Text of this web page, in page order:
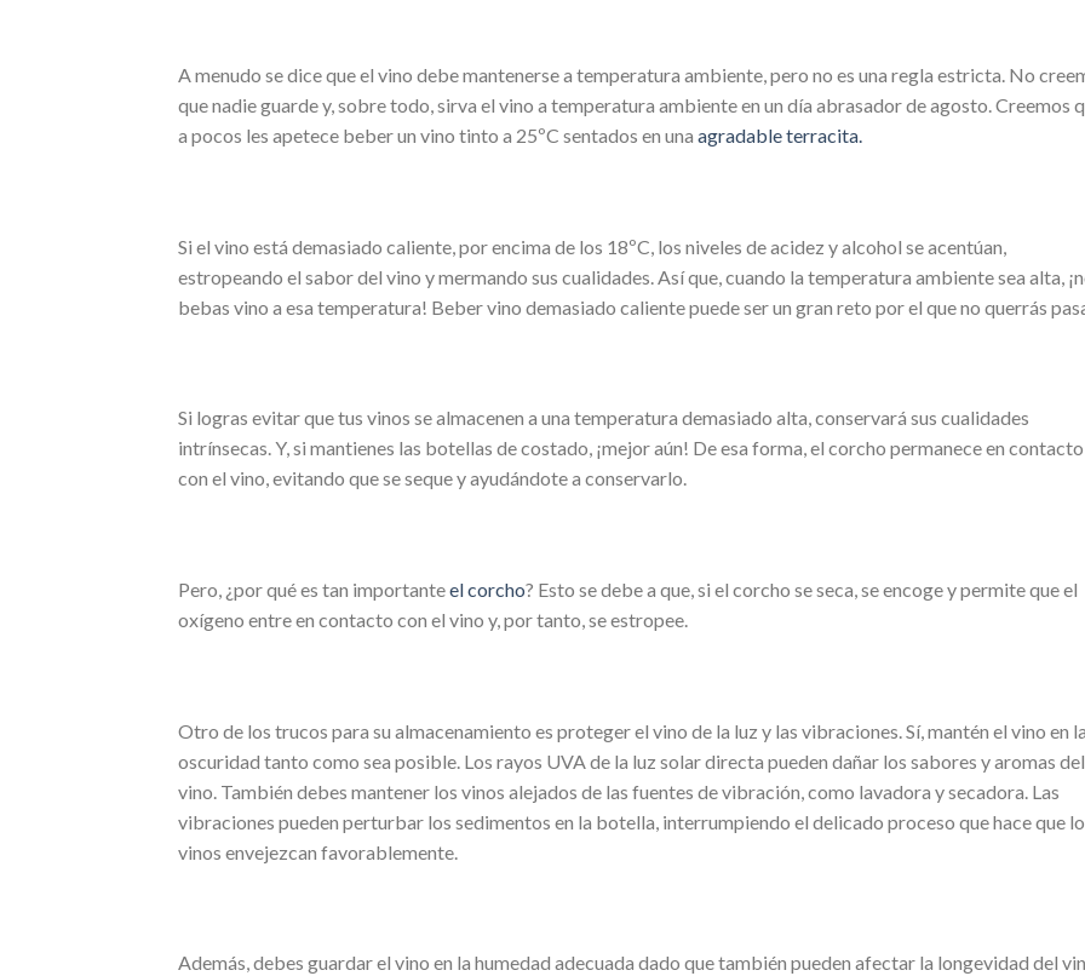
A menudo se dice que el vino debe mantenerse a temperatura ambiente, pero no es una regla estricta. No
que nadie guarde y, sobre todo, sirva el vino a temperatura ambiente en un día abrasador de agosto. Creemos
a pocos les apetece beber un vino tinto a 25ºC sentados en una agradable terracita.
Si el vino está demasiado caliente, por encima de los 18ºC, los niveles de acidez y alcohol se acentúan,
estropeando el sabor del vino y mermando sus cualidades. Así que, cuando la temperatura ambiente sea alta,
bebas vino a esa temperatura! Beber vino demasiado caliente puede ser un gran reto por el que no querrás
Si logras evitar que tus vinos se almacenen a una temperatura demasiado alta, conservará sus cualidades
intrínsecas. Y, si mantienes las botellas de costado, ¡mejor aún! De esa forma, el corcho permanece en contacto
con el vino, evitando que se seque y ayudándote a conservarlo.
Pero, ¿por qué es tan importanteel corcho? Esto se debe a que, si el corcho se seca, se encoge y permite que el
oxígeno entre en contacto con el vino y, por tanto, se estropee.
Otro de los trucos para su almacenamiento es proteger el vino de la luz y las vibraciones. Sí, mantén el vino en la
oscuridad tanto como sea posible. Los rayos UVA de la luz solar directa pueden dañar los sabores y aromas del
vino. También debes mantener los vinos alejados de las fuentes de vibración, como lavadora y secadora. Las
vibraciones pueden perturbar los sedimentos en la botella, interrumpiendo el delicado proceso que hace que
vinos envejezcan favorablemente.
Además, debes guardar el vino en la humedad adecuada dado que también pueden afectar la longevidad del